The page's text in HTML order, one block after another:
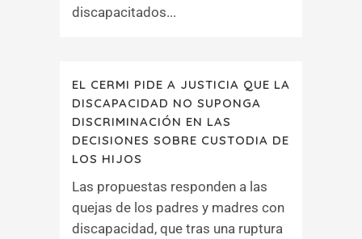
discapacitados...
EL CERMI PIDE A JUSTICIA QUE LA
DISCAPACIDAD NO SUPONGA
DISCRIMINACIÓN EN LAS
DECISIONES SOBRE CUSTODIA DE
LOS HIJOS
Las propuestas responden a las
quejas de los padres y madres con
discapacidad, que tras una ruptura